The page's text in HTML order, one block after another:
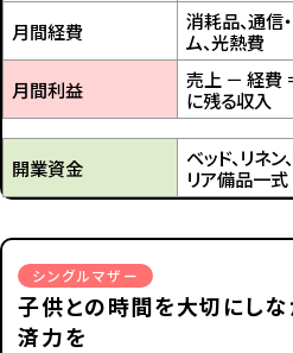
月間経費
消耗品、通信
ム、光熱費
月間利益
売上 － 経費
に残る収入
開業資金
ベッド、リネン
リア備品一式
シングルマザー
子供との時間を大切にしな
済力を